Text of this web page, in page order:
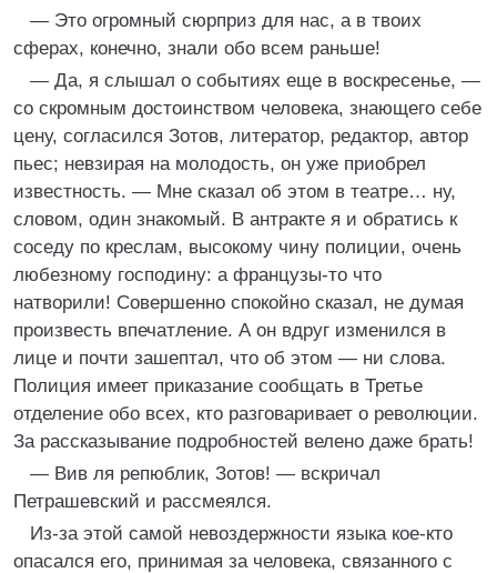
— Это огромный сюрприз для нас, а в твоих
сферах, конечно, знали обо всем раньше!
— Да, я слышал о событиях еще в воскресенье, —
со скромным достоинством человека, знающего себе
цену, согласился Зотов, литератор, редактор, автор
пьес; невзирая на молодость, он уже приобрел
известность. — Мне сказал об этом в театре… ну,
словом, один знакомый. В антракте я и обратись к
соседу по креслам, высокому чину полиции, очень
любезному господину: а французы-то что
натворили! Совершенно спокойно сказал, не думая
произвесть впечатление. А он вдруг изменился в
лице и почти зашептал, что об этом — ни слова.
Полиция имеет приказание сообщать в Третье
отделение обо всех, кто разговаривает о революции.
За рассказывание подробностей велено даже брать!
— Вив ля репюблик, Зотов! — вскричал
Петрашевский и рассмеялся.
Из-за этой самой невоздержности языка кое-кто
опасался его, принимая за человека, связанного с